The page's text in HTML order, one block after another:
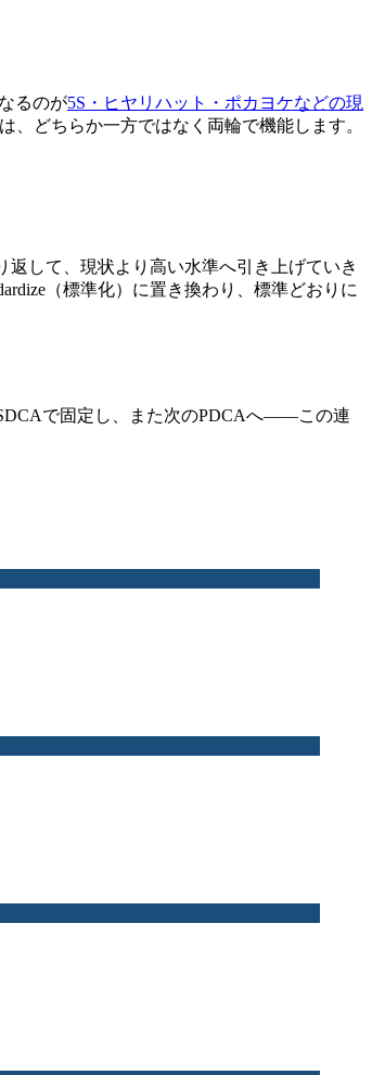
るのが5S・ヒヤリハット・ポカヨケなどの現
どちらか一方ではなく両輪で機能します。
して、現状より高い水準へ引き上げていき
（標準化）に置き換わり、標準どおりに
で固定し、また次のPDCAへ——この連